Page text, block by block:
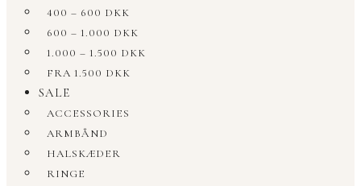
400 – 600 DKK
600 – 1.000 DKK
1.000 – 1.500 DKK
FRA 1.500 DKK
SALE
ACCESSORIES
ARMBÅND
HALSKÆDER
RINGE